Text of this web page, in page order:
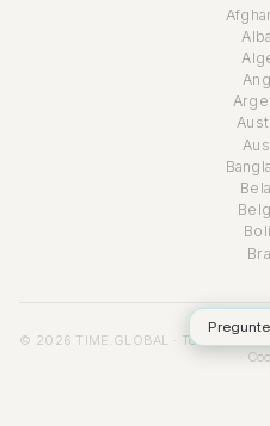
© 2026 TIME.GLOBAL · Todos los
·